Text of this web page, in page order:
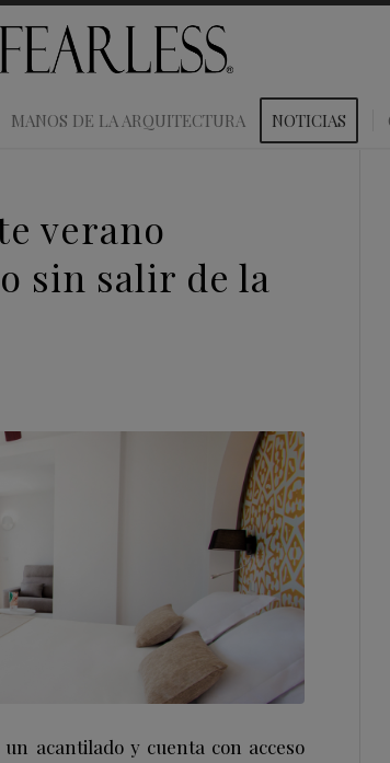
MANOS DE LA ARQUITECTURA NOTICIAS
verano
sin salir de la
acantilado y cuenta con acceso